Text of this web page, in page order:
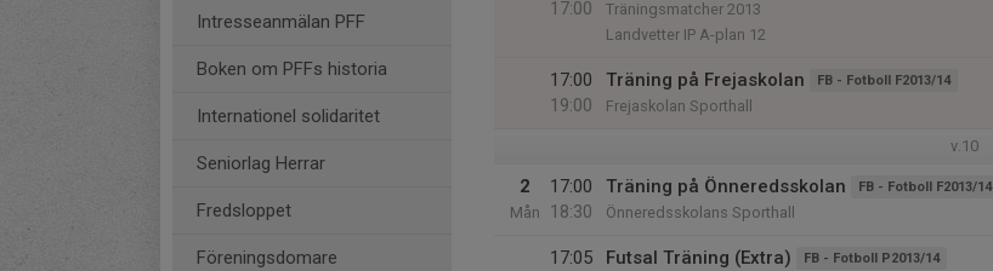
Intresseanmälan PFF
Boken om PFFs historia
Internationel solidaritet
Seniorlag Herrar
Fredsloppet
Föreningsdomare
17:00
Träningsmatcher 2013
Landvetter IP A-plan 12
17:00
19:00
Träning på Frejaskolan FB - Fotboll F2013/14
Frejaskolan Sporthall
v.10
2
Mån
17:00
18:30
Träning på Önneredsskolan FB - Fotboll F2013/14
Önneredsskolans Sporthall
17:05
Futsal Träning (Extra) FB - Fotboll P2013/14